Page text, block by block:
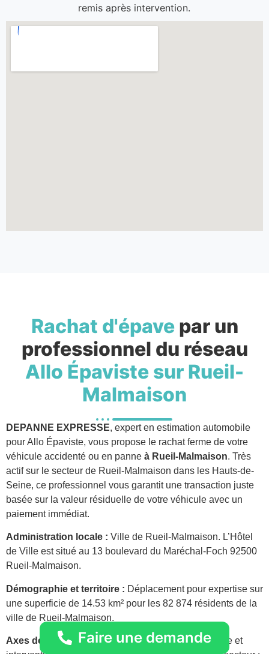
remis après intervention.
Rachat d'épavepar un
professionnel du réseau
Allo Épaviste sur Rueil-
Malmaison
DEPANNE EXPRESSE, expert en estimation automobile
pour Allo Épaviste, vous propose le rachat ferme de votre
véhicule accidenté ou en panne à Rueil-Malmaison. Très
actif sur le secteur de Rueil-Malmaison dans les Hauts-de-
Seine, ce professionnel vous garantit une transaction juste
basée sur la valeur résiduelle de votre véhicule avec un
paiement immédiat.
Administration locale : Ville de Rueil-Malmaison. L’Hôtel
de Ville est situé au 13 boulevard du Maréchal-Foch 92500
Rueil-Malmaison.
Démographie et territoire : Déplacement pour expertise sur
une superficie de 14.53 km² pour les 82 874 résidents de la
ville de Rueil-Malmaison.
Axes de circulation urbains :Présence quotidienne et
Faire une demande